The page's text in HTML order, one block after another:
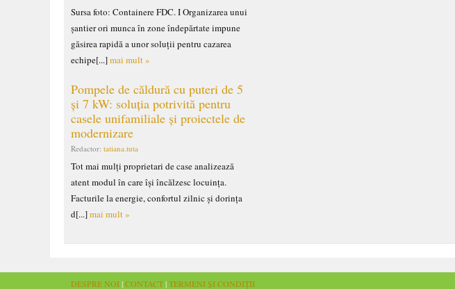
Sursa foto: Containere FDC. I Organizarea unui
șantier ori munca în zone îndepărtate impune
găsirea rapidă a unor soluții pentru cazarea
echipe[...]mai mult »
Pompele de căldură cu puteri de 5
și 7 kW: soluția potrivită pentru
casele unifamiliale și proiectele de
modernizare
Redactor: tatiana.tuta
Tot mai mulți proprietari de case analizează
atent modul în care își încălzesc locuința.
Facturile la energie, confortul zilnic și dorința
d[...]mai mult »
DESPRE NOI |CONTACT|TERMENI ȘI CONDIȚII